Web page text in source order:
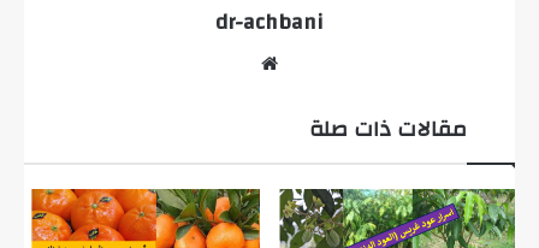
dr-achbani
مقالات ذات صلة